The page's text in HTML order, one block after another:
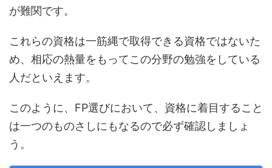
が難関です。
これらの資格は一筋縄で取得できる資格ではないた
め、相応の熱量をもってこの分野の勉強をしている
人だといえます。
このように、FP選びにおいて、資格に着目すること
は一つのものさしにもなるので必ず確認しましょ
う。